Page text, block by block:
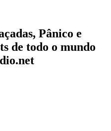
Pânico e
de todo o mundo